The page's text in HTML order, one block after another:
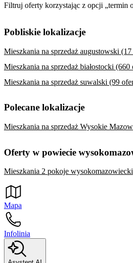
Filtruj oferty korzystając z opcji „termin
Pobliskie lokalizacje
Mieszkania na sprzedaż augustowski
Mieszkania na sprzedaż białostocki (660
Mieszkania na sprzedaż suwalski (99
Polecane lokalizacje
Mieszkania na sprzedaż Wysokie
Oferty w powiecie
Mieszkania 2 pokoje wysokomazowiecki
Mapa
Infolinia